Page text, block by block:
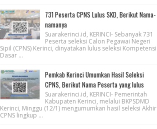
731 Peserta CPNS Lulus SKD, Berikut Nama-
namanya
Suarakerinci.id, KERINCI- Sebanyak 731
Peserta seleksi Calon Pegawai Negeri
Sipil (CPNS) Kerinci, dinyatakan lulus seleksi Kompetensi
Dasar ...
Pemkab Kerinci Umumkan Hasil Seleksi
CPNS, Berikut Nama Peserta yang lulus
Suarakerinci.id, KERINCI- Pemerintah
Kabupaten Kerinci, melalui BKPSDMD
Kerinci, Minggu (12/1) mengumumkan hasil seleksi Akhir
CPNS lingkup ...